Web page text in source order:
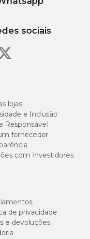
lojas
e Inclusão
Responsável
fornecedor
com Investidores
de privacidade
e devoluções
sociais